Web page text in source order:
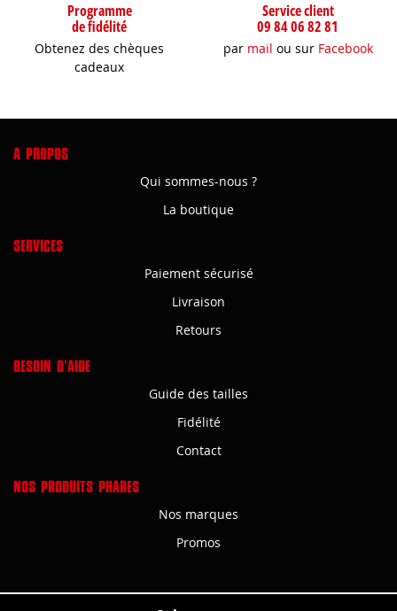
Programme
de fidélité
Obtenez des chèques
cadeaux
Service client
09 84 06 82 81
par mail ou sur Facebook
A PROPOS
Qui sommes-nous ?
La boutique
SERVICES
Paiement sécurisé
Livraison
Retours
BESOIN D'AIDE
Guide des tailles
Fidélité
Contact
NOS PRODUITS PHARES
Nos marques
Promos